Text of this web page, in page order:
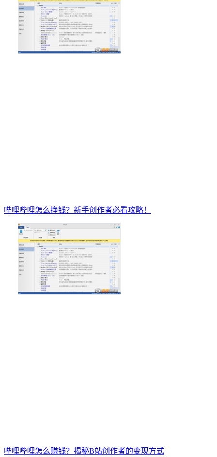
哔哩哔哩怎么挣钱？新手创作者必看攻略！
哔哩哔哩怎么赚钱？揭秘B站创作者的变现方式